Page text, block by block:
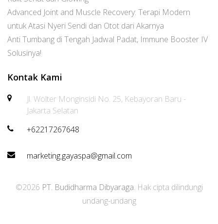
Advanced Joint and Muscle Recovery: Terapi Modern
untuk Atasi Nyeri Sendi dan Otot dari Akarnya
Anti Tumbang di Tengah Jadwal Padat, Immune Booster IV
Solusinya!
Kontak Kami
Jl. Wolter Monginsidi No. 25, Kebayoran Baru -
Jakarta Selatan
+62217267648
marketing.gayaspa@gmail.com
©2026 PT. Budidharma Dibyaraga. Hak cipta dilindungi
undang-undang